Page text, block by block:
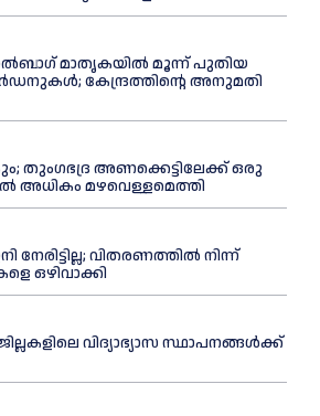
മാതൃകയിൽ മൂന്ന് പുതിയ
കേന്ദ്രത്തിന്റെ അനുമതി
തുംഗഭദ്ര അണക്കെട്ടിലേക്ക് ഒരു
അധികം മഴവെള്ളമെത്തി
വിതരണത്തിൽ നിന്ന്
ഒഴിവാക്കി
വിദ്യാഭ്യാസ സ്ഥാപനങ്ങൾക്ക്